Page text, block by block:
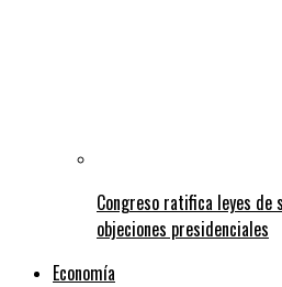
Congreso ratifica leyes
objeciones presidenciales
Economía